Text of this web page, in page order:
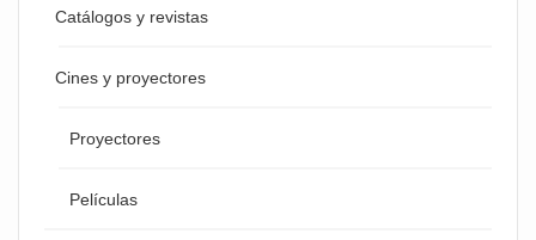
Catálogos y revistas
Cines y proyectores
Proyectores
Películas